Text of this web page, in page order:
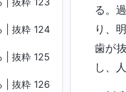
| 抜粋 124
| 抜粋 125
| 抜粋 126
る。
り、
歯が
し、